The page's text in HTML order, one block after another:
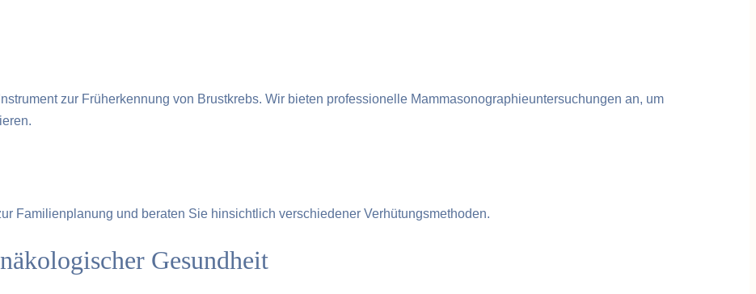
zur Früherkennung von Brustkrebs. Wir bieten professionelle Mammasonographieuntersuchungen an, um
Familienplanung und beraten Sie hinsichtlich verschiedener Verhütungsmethoden.
Gesundheit